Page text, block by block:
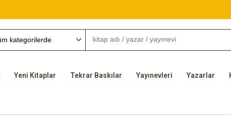
Yeni Kitaplar Tekrar Baskılar Yayınevleri Yazarlar